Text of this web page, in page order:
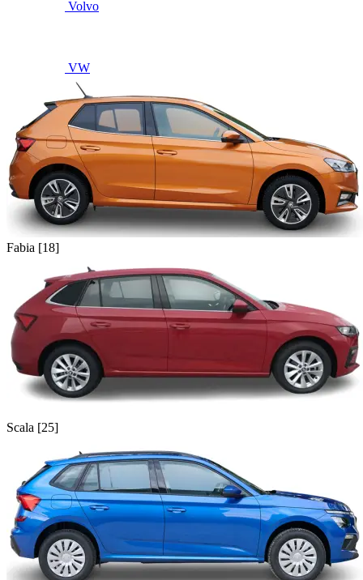
Volvo
VW
Fabia [18]
Scala [25]